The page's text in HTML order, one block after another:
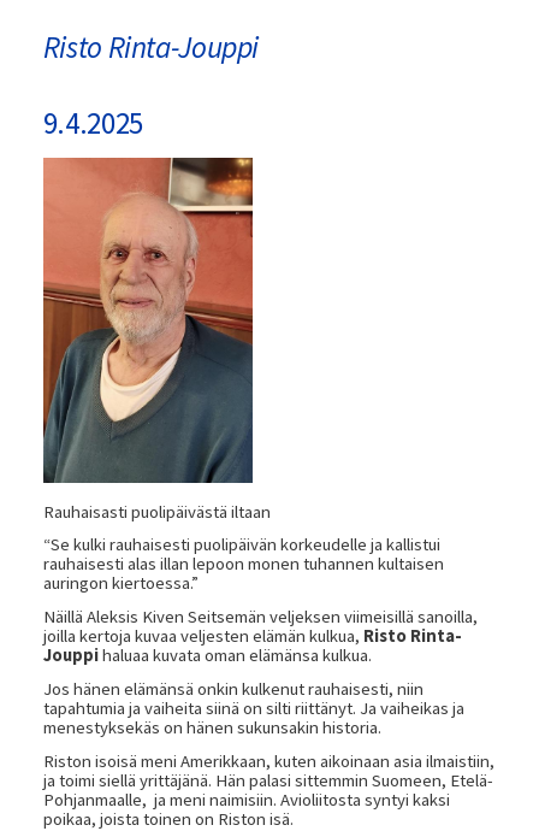
Risto Rinta-Jouppi
9.4.2025
Rauhaisasti puolipäivästä iltaan
“Se kulki rauhaisesti puolipäivän korkeudelle ja kallistui
rauhaisesti alas illan lepoon monen tuhannen kultaisen
auringon kiertoessa.”
Näillä Aleksis Kiven Seitsemän veljeksen viimeisillä sanoilla,
joilla kertoja kuvaa veljesten elämän kulkua, Risto Rinta-
Jouppihaluaa kuvata oman elämänsa kulkua.
Jos hänen elämänsä onkin kulkenut rauhaisesti, niin
tapahtumia ja vaiheita siinä on silti riittänyt. Ja vaiheikas ja
menestyksekäs on hänen sukunsakin historia.
Riston isoisä meni Amerikkaan, kuten aikoinaan asia ilmaistiin,
ja toimi siellä yrittäjänä. Hän palasi sittemmin Suomeen, Etelä-
Pohjanmaalle, ja meni naimisiin. Avioliitosta syntyi kaksi
poikaa, joista toinen on Riston isä.